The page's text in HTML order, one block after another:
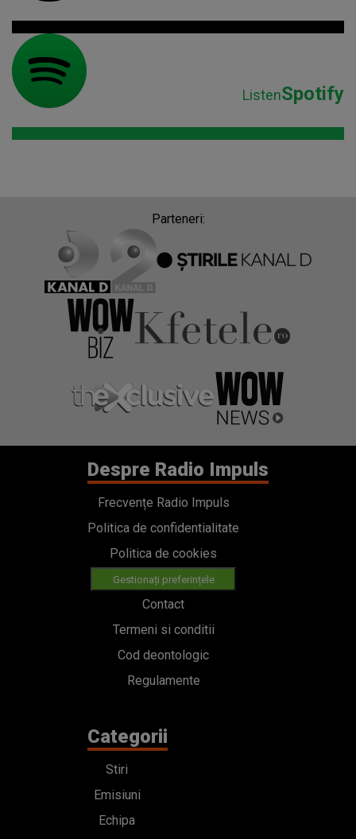
ListenSpotify
Parteneri:
Despre Radio Impuls
Frecvențe Radio Impuls
Politica de confidentialitate
Politica de cookies
Gestionați preferințele
Contact
Termeni si conditii
Cod deontologic
Regulamente
Categorii
Stiri
Emisiuni
Echipa